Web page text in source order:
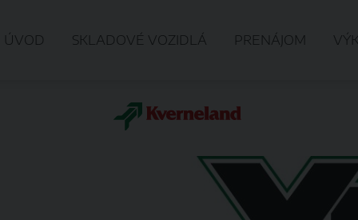
ÚVOD SKLADOVÉ VOZIDLÁ PRENÁJOM